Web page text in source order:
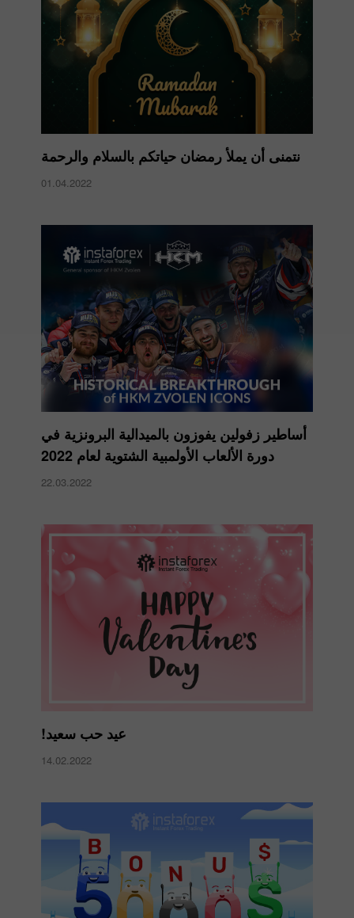
نتمنى أن يملأ رمضان حياتكم بالسلام والرحمة
01.04.2022
أساطير زفولين يفوزون بالميدالية البرونزية في
دورة الألعاب الأولمبية الشتوية لعام 2022
22.03.2022
عيد حب سعيد!
14.02.2022